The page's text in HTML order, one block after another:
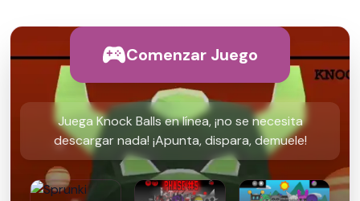
Comenzar Juego
Juega Knock Balls en línea, ¡no se necesita
descargar nada! ¡Apunta, dispara, demuele!